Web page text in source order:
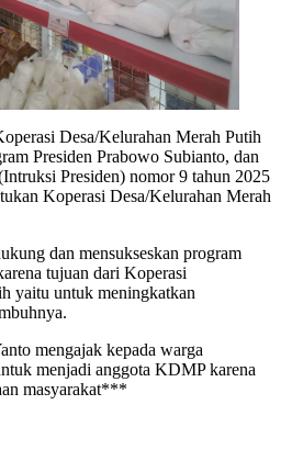
Desa/Kelurahan Merah Putih
Presiden Prabowo Subianto, dan
Presiden) nomor 9 tahun 2025
Koperasi Desa/Kelurahan Merah
dan mensukseskan program
tujuan dari Koperasi
yaitu untuk meningkatkan
mengajak kepada warga
menjadi anggota KDMP karena
masyarakat***